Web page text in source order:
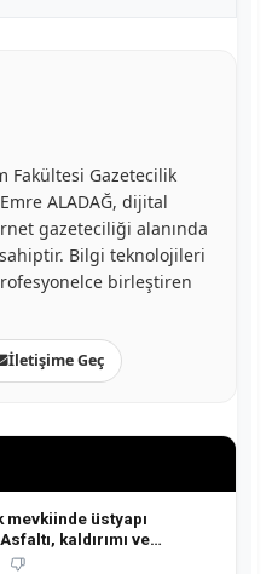
Fakültesi Gazetecilik
ALADAĞ, dijital
gazeteciliği alanında
Bilgi teknolojileri
birleştiren
İletişime Geç
mevkiinde üstyapı
kaldırımı ve
yenilendi!